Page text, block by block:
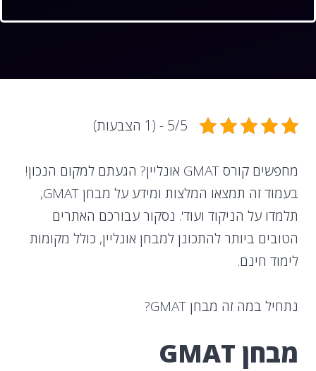
5/5 - (1 הצבעות)
מחפשים קורס GMAT אונליין? הגעתם למקום הנכון!
בעמוד זה תמצאו המלצות ומידע על מבחן GMAT,
תלמדו על הניקוד ועוד'. נסקור עבורכם האתרים
הטובים ביותר להתכונן למבחן אונליין, כולל מקומות
לימוד חינם.
נתחיל במה זה מבחן GMAT?
מבחן GMAT